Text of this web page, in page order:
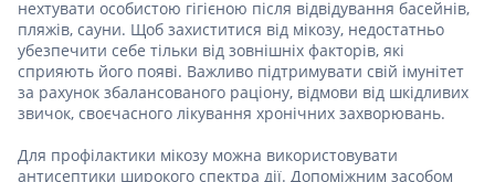
нехтувати особистою гігієною після відвідування басейнів,
пляжів, сауни. Щоб захиститися від мікозу, недостатньо
убезпечити себе тільки від зовнішніх факторів, які
сприяють його появі. Важливо підтримувати свій імунітет
за рахунок збалансованого раціону, відмови від шкідливих
звичок, своєчасного лікування хронічних захворювань.
Для профілактики мікозу можна використовувати
антисептики широкого спектра дії. Допоміжним засобом